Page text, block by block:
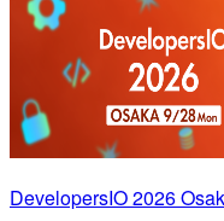
DevelopersIO 2026